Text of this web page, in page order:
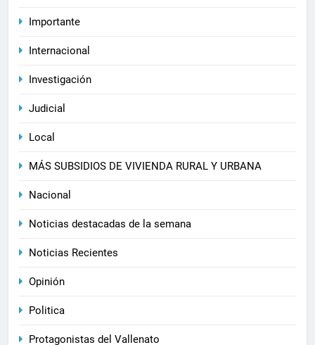
Importante
Internacional
Investigación
Judicial
Local
MÁS SUBSIDIOS DE VIVIENDA RURAL Y URBANA
Nacional
Noticias destacadas de la semana
Noticias Recientes
Opinión
Politica
Protagonistas del Vallenato